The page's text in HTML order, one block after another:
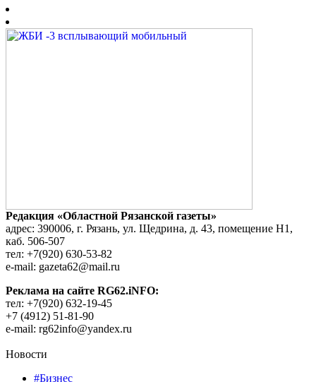
Редакция «Областной Рязанской газеты»
адрес: 390006, г. Рязань, ул. Щедрина, д. 43, помещение Н1,
каб. 506-507
тел: +7(920) 630-53-82
e-mail: gazeta62@mail.ru
Реклама на сайте RG62.iNFO:
тел: +7(920) 632-19-45
+7 (4912) 51-81-90
e-mail: rg62info@yandex.ru
Новости
#Бизнес